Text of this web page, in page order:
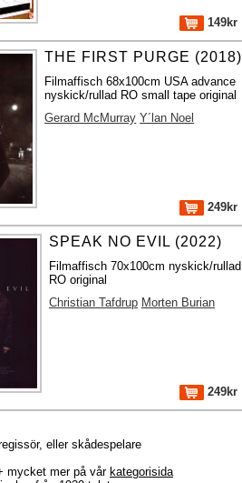
149kr
THE FIRST PURGE (2018)
Filmaffisch 68x100cm USA advance
nyskick/rullad RO small tape original
Gerard McMurray Y´lan Noel
249kr
SPEAK NO EVIL (2022)
Filmaffisch 70x100cm nyskick/rullad
RO original
Christian Tafdrup Morten Burian
249kr
eller skådespelare
mycket mer på vår kategorisida